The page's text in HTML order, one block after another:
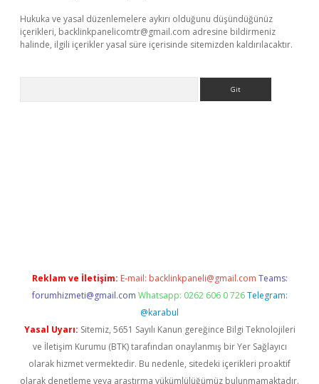
Hukuka ve yasal düzenlemelere aykırı olduğunu düşündüğünüz
içerikleri, backlinkpanelicomtr@gmail.com adresine bildirmeniz
halinde, ilgili içerikler yasal süre içerisinde sitemizden kaldırılacaktır.
Reklam ve İletişim: E-mail: backlinkpaneli@gmail.com Teams:
forumhizmeti@gmail.com Whatsapp: 0262 606 0 726 Telegram:
@karabul
Yasal Uyarı: Sitemiz, 5651 Sayılı Kanun gereğince Bilgi Teknolojileri
ve İletişim Kurumu (BTK) tarafından onaylanmış bir Yer Sağlayıcı
olarak hizmet vermektedir. Bu nedenle, sitedeki içerikleri proaktif
olarak denetleme veya araştırma yükümlülüğümüz bulunmamaktadır.